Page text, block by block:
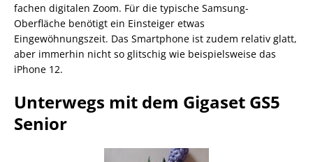
fachen digitalen Zoom. Für die typische Samsung-
Oberfläche benötigt ein Einsteiger etwas
Eingewöhnungszeit. Das Smartphone ist zudem relativ glatt,
aber immerhin nicht so glitschig wie beispielsweise das
iPhone 12.
Unterwegs mit dem Gigaset GS5
Senior